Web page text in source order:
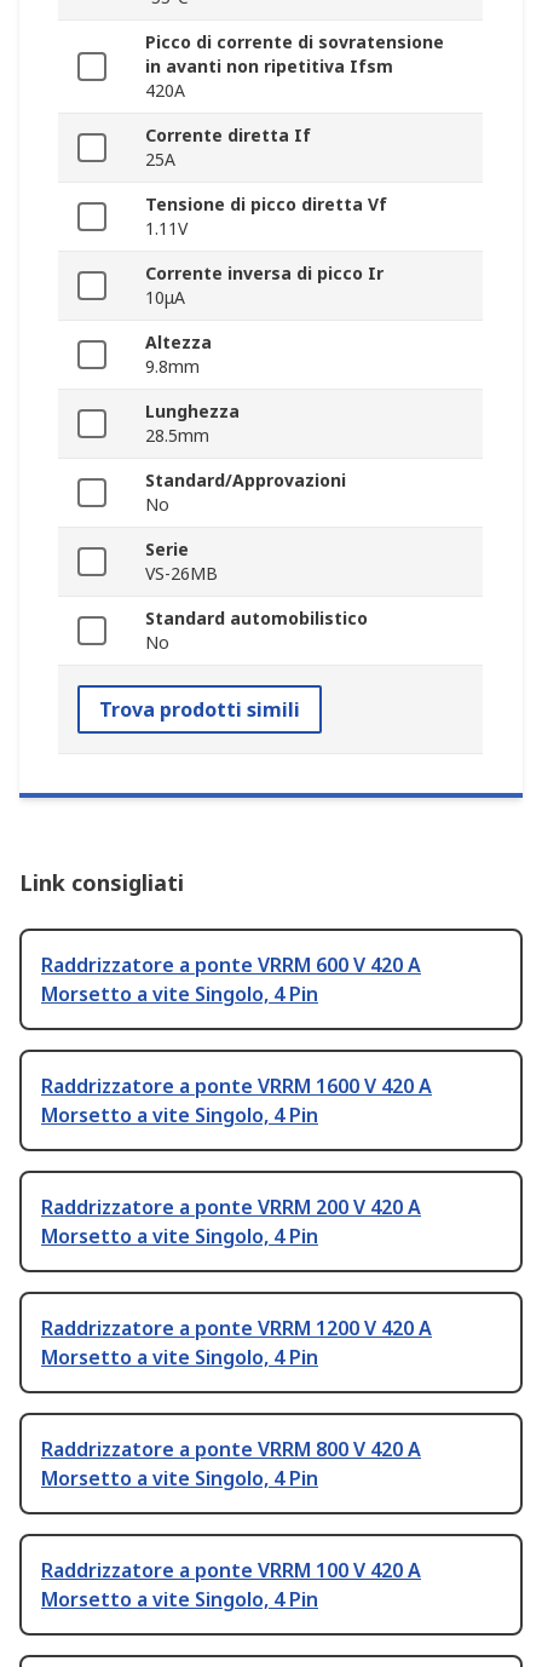
Picco di corrente di sovratensione
in avanti non ripetitiva Ifsm
420A
Corrente diretta If
25A
Tensione di picco diretta Vf
1.11V
Corrente inversa di picco Ir
10μA
Altezza
9.8mm
Lunghezza
28.5mm
Standard/Approvazioni
No
Serie
VS-26MB
Standard automobilistico
No
Trova prodotti simili
Link consigliati
Raddrizzatore a ponte VRRM 600 V 420 A
Morsetto a vite Singolo, 4 Pin
Raddrizzatore a ponte VRRM 1600 V 420 A
Morsetto a vite Singolo, 4 Pin
Raddrizzatore a ponte VRRM 200 V 420 A
Morsetto a vite Singolo, 4 Pin
Raddrizzatore a ponte VRRM 1200 V 420 A
Morsetto a vite Singolo, 4 Pin
Raddrizzatore a ponte VRRM 800 V 420 A
Morsetto a vite Singolo, 4 Pin
Raddrizzatore a ponte VRRM 100 V 420 A
Morsetto a vite Singolo, 4 Pin